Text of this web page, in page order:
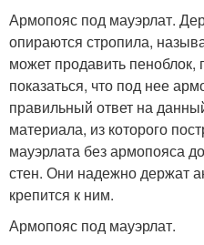
Армопояс под мауэрлат.
опираются стропила,
может продавить пеноблок,
показаться, что под нее
правильный ответ на
материала, из которого
мауэрлата без армопояса
стен. Они надежно держат
крепится к ним.
Армопояс под мауэрлат.